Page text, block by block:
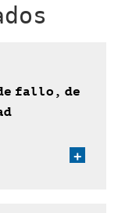
de fallo, de
+